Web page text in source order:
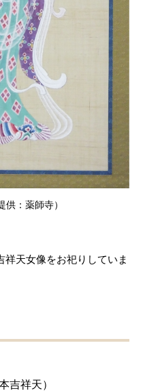
：薬師寺）
祥天女像をお祀りしていま
吉祥天）